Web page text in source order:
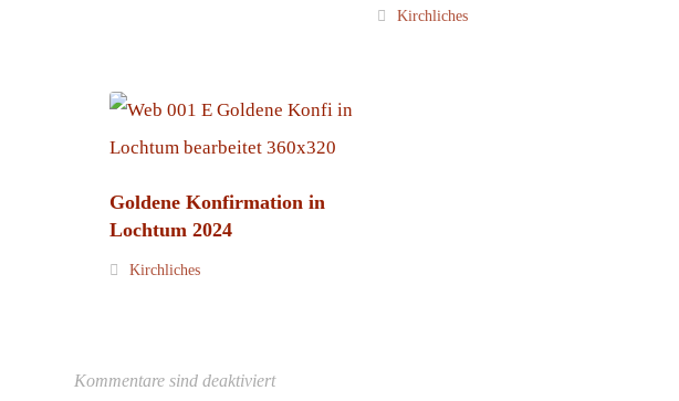
Kirchliches
Goldene Konfirmation in
Lochtum 2024
Kirchliches
Kommentare sind deaktiviert